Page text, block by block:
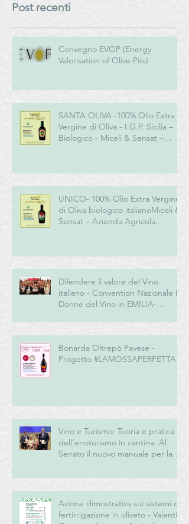
Post recenti
Convegno EVOP (Energy
Valorisation of Olive Pits)
SANTA OLIVA -100% Olio Extra
Vergine di Oliva - I.G.P. Sicilia –
Biologico - Miceli & Sensat –
UNICO- 100% Olio Extra Vergine
di Oliva biologico italianoMiceli &
Sensat – Azienda Agricola
Difendere il valore del Vino
italiano - Convention Nazionale Le
Donne del Vino in EMILIA-
Bonarda Oltrepò Pavese -
Progetto #LAMOSSAPERFETTA
Vino e Turismo: Teoria e pratica
dell’enoturismo in cantina. Al
Senato il nuovo manuale per la
del vino italiano
Azione dimostrativa sui sistemi di
fertirrigazione in oliveto - Valentini